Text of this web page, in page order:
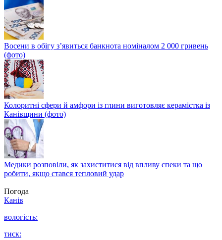
Восени в обігу з’явиться банкнота номіналом 2 000 гривень
(фото)
Колоритні сфери й амфори із глини виготовляє керамістка із
Канівщини (фото)
Медики розповіли, як захиститися від впливу спеки та що
робити, якщо стався тепловий удар
Погода
Канів
вологість:
тиск: